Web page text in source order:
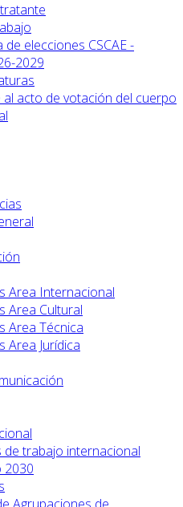
elecciones CSCAE -
2029
al acto de votación del cuerpo
Area Internacional
Area Cultural
Area Técnica
Area Jurídica
de trabajo internacional
2030